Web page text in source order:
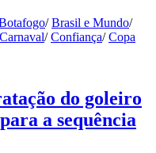
/ Brasil e Mundo/
Carnaval/ Confiança/ Copa
do goleiro
a sequência